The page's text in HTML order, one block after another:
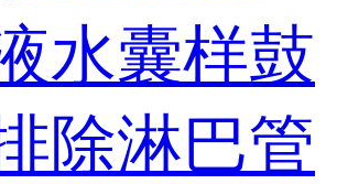
水囊样鼓
除淋巴管